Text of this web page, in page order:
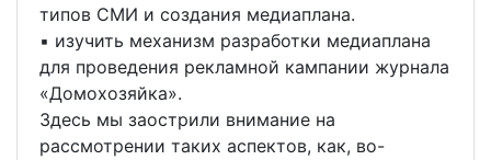
типов СМИ и создания медиаплана.
▪ изучить механизм разработки медиаплана
для проведения рекламной кампании журнала
«Домохозяйка».
Здесь мы заострили внимание на
рассмотрении таких аспектов, как, во-